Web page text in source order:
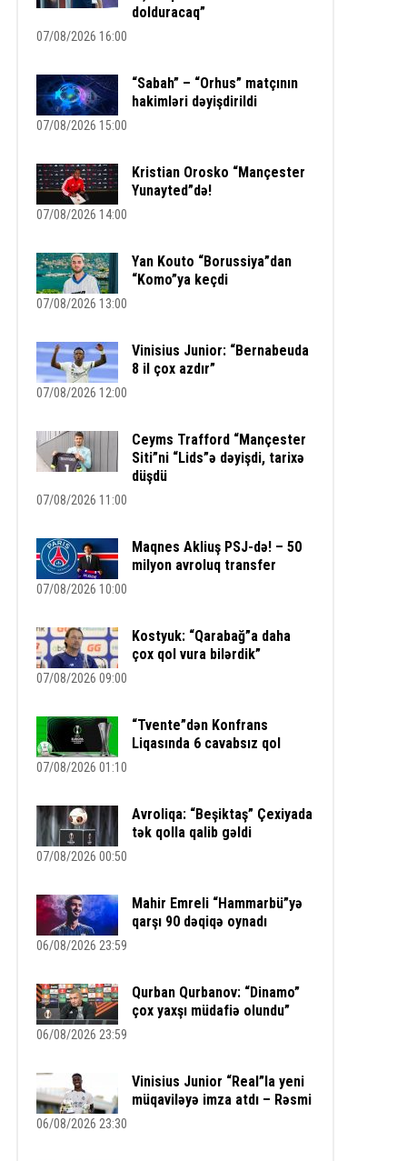
dolduracaq”
07/08/2026 16:00
“Sabah” – “Orhus” matçının
hakimləri dəyişdirildi
07/08/2026 15:00
Kristian Orosko “Mançester
Yunayted”də!
07/08/2026 14:00
Yan Kouto “Borussiya”dan
“Komo”ya keçdi
07/08/2026 13:00
Vinisius Junior: “Bernabeuda
8 il çox azdır”
07/08/2026 12:00
Ceyms Trafford “Mançester
Siti”ni “Lids”ə dəyişdi, tarixə
düşdü
07/08/2026 11:00
Maqnes Akliuş PSJ-də! – 50
milyon avroluq transfer
07/08/2026 10:00
Kostyuk: “Qarabağ”a daha
çox qol vura bilərdik”
07/08/2026 09:00
“Tvente”dən Konfrans
Liqasında 6 cavabsız qol
07/08/2026 01:10
Avroliqa: “Beşiktaş” Çexiyada
tək qolla qalib gəldi
07/08/2026 00:50
Mahir Emreli “Hammarbü”yə
qarşı 90 dəqiqə oynadı
06/08/2026 23:59
Qurban Qurbanov: “Dinamo”
çox yaxşı müdafiə olundu”
06/08/2026 23:59
Vinisius Junior “Real”la yeni
müqaviləyə imza atdı – Rəsmi
06/08/2026 23:30